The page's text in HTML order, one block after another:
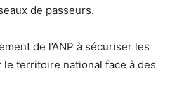
de passeurs.
de l’ANP à sécuriser les
territoire national face à des